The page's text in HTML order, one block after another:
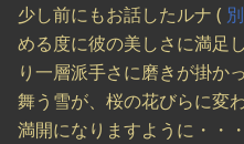
少し前にもお話したルナ (
める度に彼の美しさに満足
り一層派手さに磨きが掛か
舞う雪が、桜の花びらに変
満開になりますように・・・